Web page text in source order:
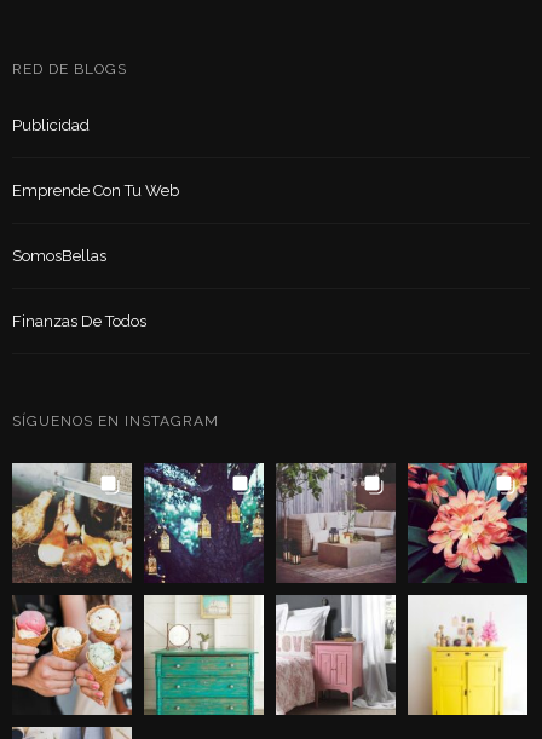
RED DE BLOGS
Publicidad
Emprende Con Tu Web
SomosBellas
Finanzas De Todos
SÍGUENOS EN INSTAGRAM